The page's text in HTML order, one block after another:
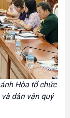
Hòa tổ chức
dân vận quý